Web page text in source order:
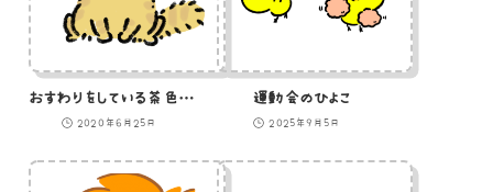
おすわりをしている茶色い猫のイラスト
2020年6月25日
運動会のひよこ
2025年9月5日